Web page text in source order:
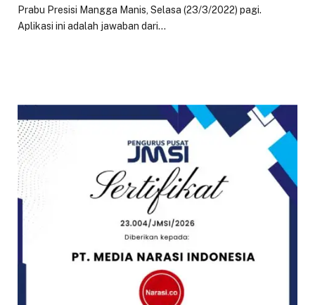
Prabu Presisi Mangga Manis, Selasa (23/3/2022) pagi.
Aplikasi ini adalah jawaban dari…